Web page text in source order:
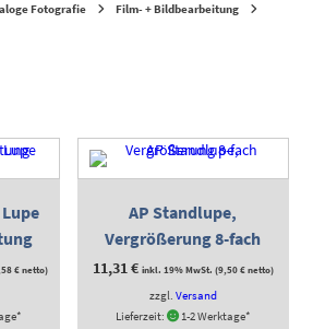
Fotografie
Film- + Bildbearbeitung
€netto)
AP Standlupe,
Vergrößerung 8-fach
11,31€ inkl. 19% MwSt. (9,50€netto)
zzgl. Versand
Lieferzeit:
1-2 Werktage*